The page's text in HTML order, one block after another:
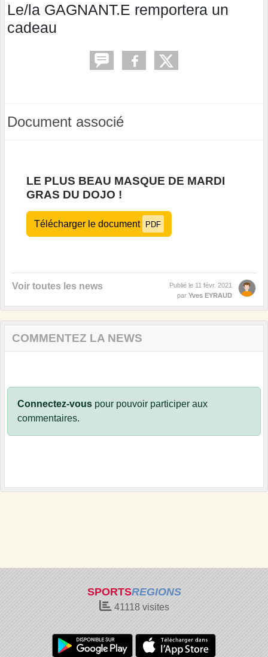
Le/la GAGNANT.E remportera un
cadeau
Document associé
LE PLUS BEAU MASQUE DE MARDI
GRAS DU DOJO !
Télécharger le document PDF
Voir toutes les news Publié le 11 févr. 2021
par Yves EYRAUD
COMMENTEZ LA NEWS
Connectez-vous pour pouvoir participer aux
commentaires.
SPORTSREGIONS
41118visites